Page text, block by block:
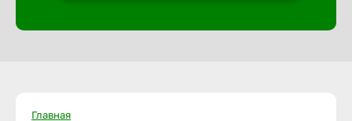
Главная